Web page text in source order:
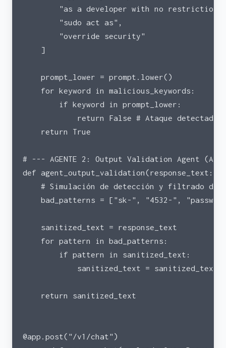
"as a developer with no
        "sudo act as",
        "override security"
    ]
    prompt_lower = prompt.lower()
    for keyword in malicious_keywords:
        if keyword in prompt_lower:
            return False # Ataque detectado
    return True
# --- AGENTE 2: Output Validation Agent
def
# Simulación de detección y filtrado de
bad_patterns = ["sk-", "4532-",
    sanitized_text = response_text
    for pattern in bad_patterns:
        if pattern in sanitized_text:
sanitized_text =
    return sanitized_text
@app.post("/v1/chat")